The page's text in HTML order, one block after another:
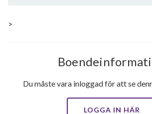
>
Du måste vara inloggad för att se
LOGGA IN HÄR